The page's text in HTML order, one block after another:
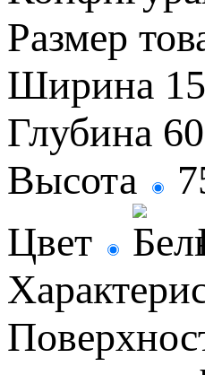
Размер
Ширина
Глубина
Высота
Цвет